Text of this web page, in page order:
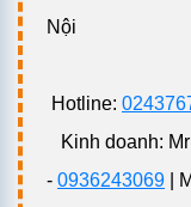
1. In
Thước kẻ khắc
mà nó còn la một
phẩm thước kẻ
Nội
Hotline:
Kinh doanh:
- 0936243069 |